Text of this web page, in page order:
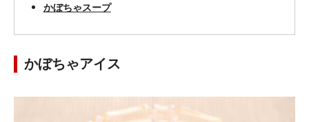
かぼちゃスープ
かぼちゃアイス